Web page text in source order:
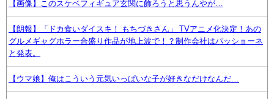
【画像】このスケベフィギュア玄関に飾ろうと思うんやが…
【朗報】「ドカ食いダイスキ！ もちづきさん」 TVアニメ化決定！あの
グルメギャグホラー合盛り作品が地上波で！？制作会社はパッショーネ
と発表。
【ウマ娘】俺はこういう元気いっぱいな子が好きなだけなんだ…